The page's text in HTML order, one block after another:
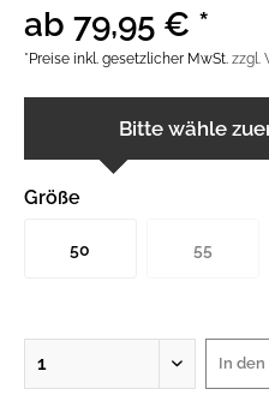
ab 79,95 € *
*Preise inkl. gesetzlicher MwSt. zzgl.
Bitte wähle
Größe
50 55
In den